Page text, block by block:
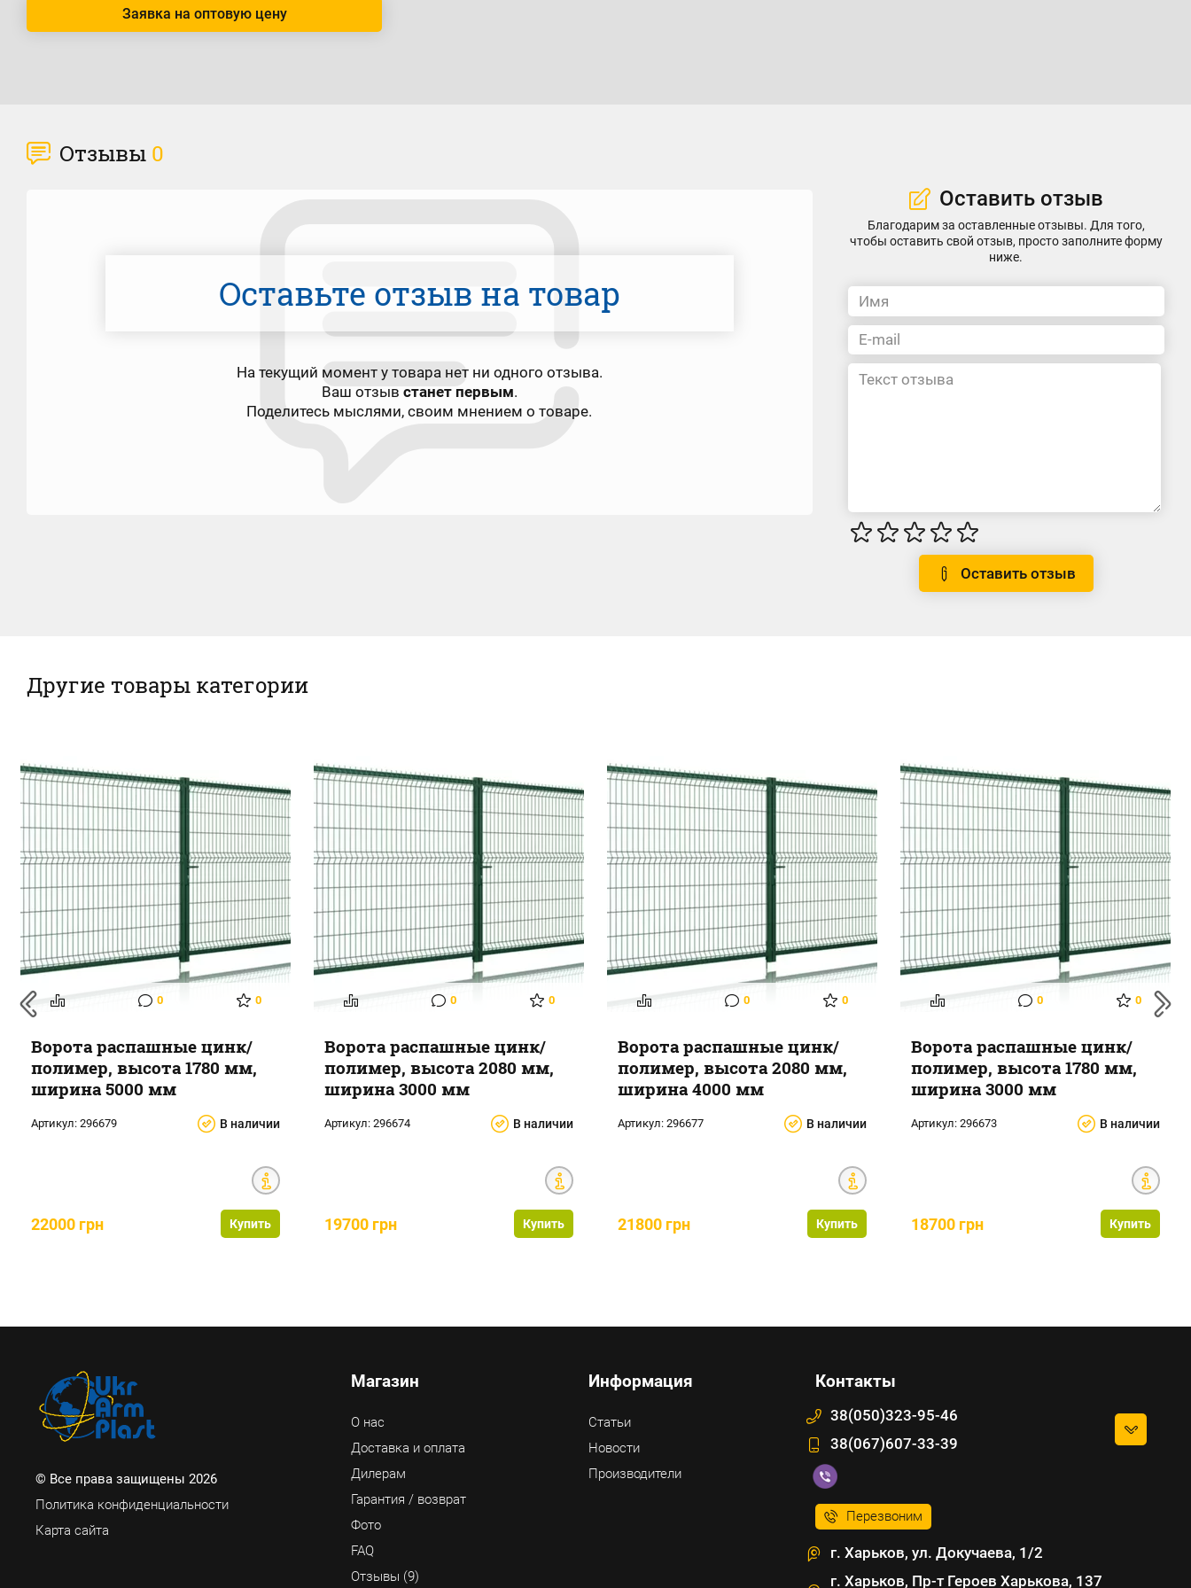
Заявка на оптовую цену
Отзывы 0
Оставьте отзыв на товар
На текущий момент у товара нет ни одного отзыва.
Ваш отзыв станет первым.
Поделитесь мыслями, своим мнением о товаре.
Оставить отзыв
Благодарим за оставленные отзывы. Для того,
чтобы оставить свой отзыв, просто заполните форму
ниже.
Оставить отзыв
Другие товары категории
0 0
Ворота распашные цинк/
полимер, высота 1780 мм,
ширина 5000 мм
Артикул: 296679 В наличии
22000 грн Купить
0 0
Ворота распашные цинк/
полимер, высота 2080 мм,
ширина 3000 мм
Артикул: 296674 В наличии
19700 грн Купить
0 0
Ворота распашные цинк/
полимер, высота 2080 мм,
ширина 4000 мм
Артикул: 296677 В наличии
21800 грн Купить
0 0
Ворота распашные цинк/
полимер, высота 1780 мм,
ширина 3000 мм
Артикул: 296673 В наличии
18700 грн Купить
© Все права защищены 2026
Политика конфиденциальности
Карта сайта
Магазин
О нас
Доставка и оплата
Дилерам
Гарантия / возврат
Фото
FAQ
Отзывы (9)
Информация
Статьи
Новости
Производители
Контакты
38(050)323-95-46
38(067)607-33-39
Перезвоним
г. Харьков, ул. Докучаева, 1/2
г. Харьков, Пр-т Героев Харькова, 137